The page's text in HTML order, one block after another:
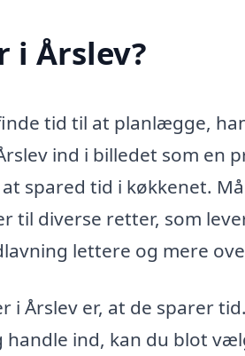
i Årslev?
tid til at planlægge,
ind i billedet som en
spared tid i køkkenet.
diverse retter, som
lettere og mere
i Årslev er, at de sparer
ind, kan du blot